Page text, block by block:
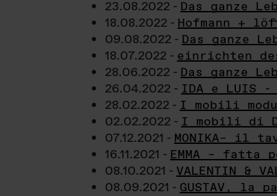
23.08.2022 - Das ganze
18.08.2022 - Hofmann +
09.08.2022 - Das ganze
18.07.2022 - einrichten
28.06.2022 - Das ganze
26.04.2022 - IDA e LUIS
28.02.2022 - I mobili
02.02.2022 - I mobili di
07.12.2021 - MONIKA– il
16.11.2021 - EMMA –
08.10.2021 - VALENTIN &
08.09.2021 - GUSTAV, la